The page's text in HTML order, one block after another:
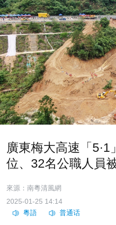
廣東梅大高速「
位、32名公職人員
來源：南粵清風網
2025-01-25 14:14